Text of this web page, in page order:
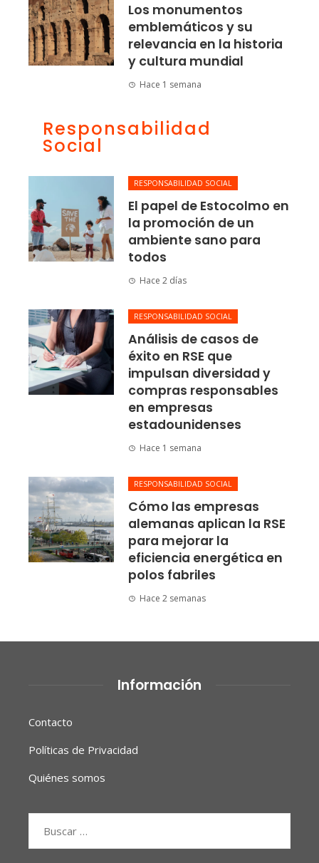
Los monumentos
emblemáticos y su
relevancia en la historia
y cultura mundial
Hace 1 semana
Responsabilidad
Social
RESPONSABILIDAD SOCIAL
El papel de Estocolmo en
la promoción de un
ambiente sano para
todos
Hace 2 días
RESPONSABILIDAD SOCIAL
Análisis de casos de
éxito en RSE que
impulsan diversidad y
compras responsables
en empresas
estadounidenses
Hace 1 semana
RESPONSABILIDAD SOCIAL
Cómo las empresas
alemanas aplican la RSE
para mejorar la
eficiencia energética en
polos fabriles
Hace 2 semanas
Información
Contacto
Políticas de Privacidad
Quiénes somos